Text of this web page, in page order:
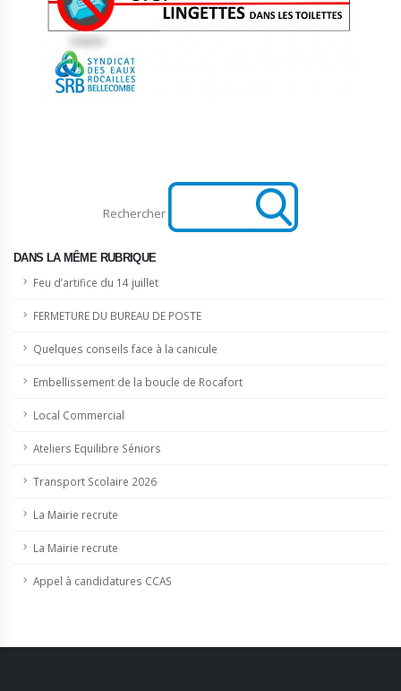
Rechercher
DANS LA MÊME RUBRIQUE
Feu d’artifice du 14 juillet
FERMETURE DU BUREAU DE POSTE
Quelques conseils face à la canicule
Embellissement de la boucle de Rocafort
Local Commercial
Ateliers Equilibre Séniors
Transport Scolaire 2026
La Mairie recrute
La Mairie recrute
Appel à candidatures CCAS